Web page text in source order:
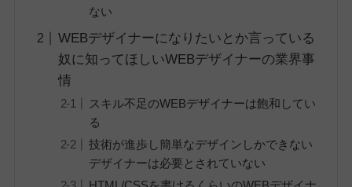
ない
WEBデザイナーになりたいとか言っている
奴に知ってほしいWEBデザイナーの業界事
情
スキル不足のWEBデザイナーは飽和してい
る
技術が進歩し簡単なデザインしかできない
デザイナーは必要とされていない